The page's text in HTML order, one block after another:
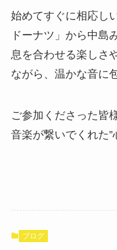
始めてすぐに相応し
ドーナツ」から中島
息を合わせる楽しさ
ながら、温かな音に
ご参加くださった皆
音楽が繋いでくれた
ブログ